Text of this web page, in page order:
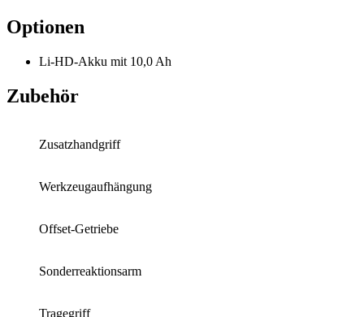
Optionen
Li-HD-Akku mit 10,0 Ah
Zubehör
Zusatzhandgriff
Werkzeugaufhängung
Offset-Getriebe
Sonderreaktionsarm
Tragegriff